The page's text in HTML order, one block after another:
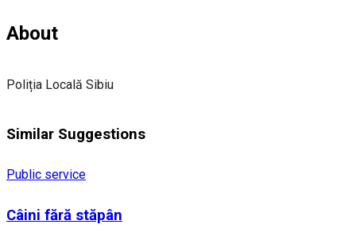
About
Poliția Locală Sibiu
Similar Suggestions
Public service
Câini fără stăpân